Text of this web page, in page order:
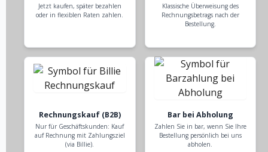
Jetzt kaufen, später bezahlen
oder in flexiblen Raten zahlen.
Klassische Überweisung des
Rechnungsbetrags nach der
Bestellung.
Rechnungskauf (B2B)
Nur für Geschäftskunden: Kauf
auf Rechnung mit Zahlungsziel
(via Billie).
Bar bei Abholung
Zahlen Sie in bar, wenn Sie Ihre
Bestellung persönlich bei uns
abholen.